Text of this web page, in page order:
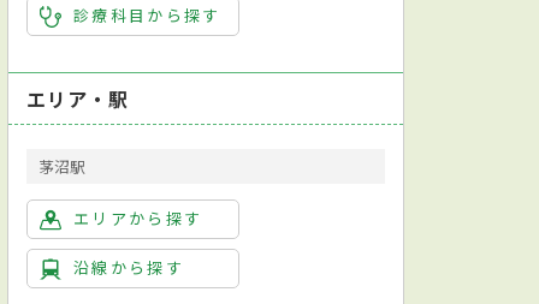
診療科目から探す
エリア・駅
茅沼駅
エリアから探す
沿線から探す